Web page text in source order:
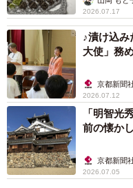
2026.07.17
♪漬け込
大使」務
京都新聞
2026.07.12
「明智光
前の懐か
京都新聞
2026.07.05